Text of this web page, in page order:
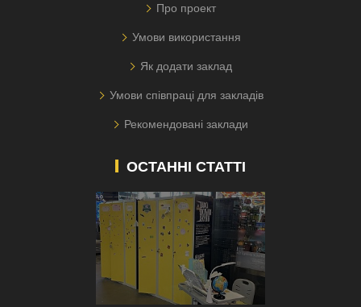
Про проект
Умови використання
Як додати заклад
Умови співпраці для закладів
Рекомендовані заклади
ОСТАННІ СТАТТІ